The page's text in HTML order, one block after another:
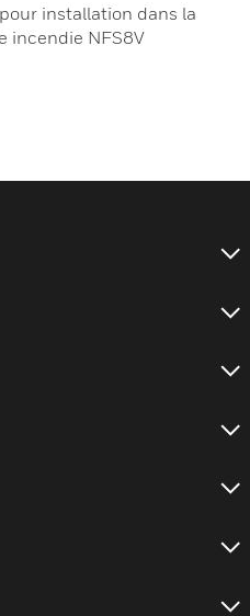
installation dans la
incendie NFS8V